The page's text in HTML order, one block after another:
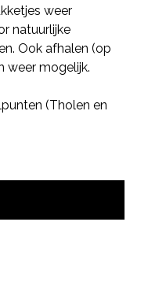
weer
natuurlijke
Ook afhalen (op
weer mogelijk.
(Tholen en